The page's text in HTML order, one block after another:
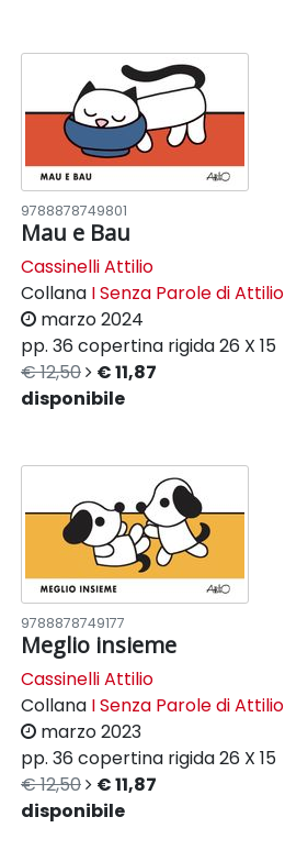
9788878749801
Mau e Bau
Cassinelli Attilio
Collana I Senza Parole di Attilio
marzo 2024
pp. 36 copertina rigida26 X 15
€ 12,50
€ 11,87
disponibile
9788878749177
Meglio insieme
Cassinelli Attilio
Collana I Senza Parole di Attilio
marzo 2023
pp. 36 copertina rigida26 X 15
€ 12,50
€ 11,87
disponibile